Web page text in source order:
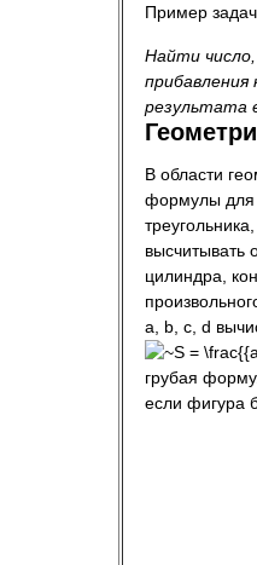
Пример
Найти
прибавления
результата
В области
формулы для
высчитывать
цилиндра,
a, b, c, d
грубая
если фигура